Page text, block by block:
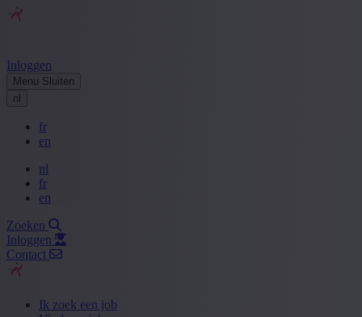
Inloggen
Menu Sluiten
nl
fr
en
nl
fr
en
Zoeken
Inloggen
Contact
Ik zoek een job